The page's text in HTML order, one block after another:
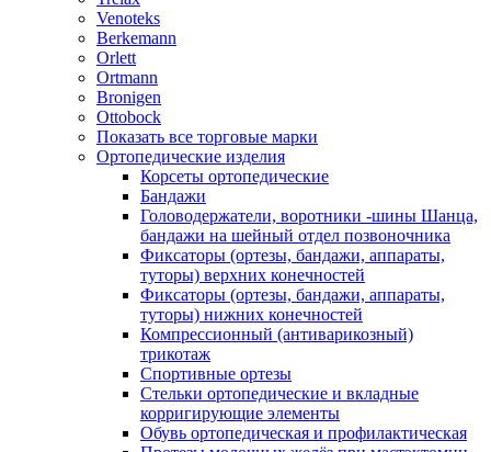
Venoteks
Berkemann
Orlett
Ortmann
Bronigen
Ottobock
Показать все торговые марки
Ортопедические изделия
Корсеты ортопедические
Бандажи
Головодержатели, воротники -шины Шанца,
бандажи на шейный отдел позвоночника
Фиксаторы (ортезы, бандажи, аппараты,
туторы) верхних конечностей
Фиксаторы (ортезы, бандажи, аппараты,
туторы) нижних конечностей
Компрессионный (антиварикозный)
трикотаж
Спортивные ортезы
Стельки ортопедические и вкладные
корригирующие элементы
Обувь ортопедическая и профилактическая